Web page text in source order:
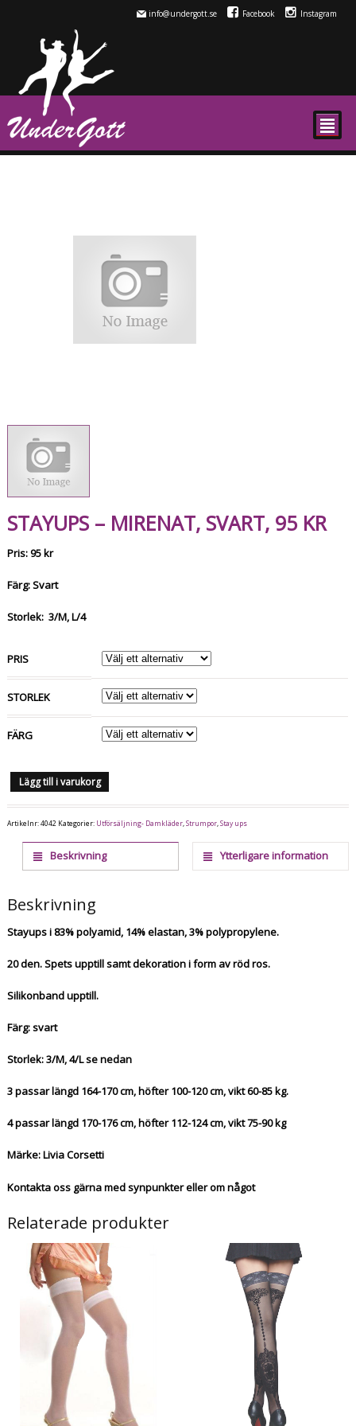
info@undergott.se Facebook Instagram
²
STAYUPS – MIRENAT, SVART, 95 KR
Pris: 95 kr
Färg: Svart
Storlek: 3/M, L/4
PRIS
STORLEK
FÄRG
Lägg till i varukorg
Artikelnr:4042 Kategorier: Utförsäljning- Damkläder,Strumpor,Stay ups
Beskrivning Ytterligare information
Beskrivning
Stayups i 83% polyamid, 14% elastan, 3% polypropylene.
20 den. Spets upptill samt dekoration i form av röd ros.
Silikonband upptill.
Färg: svart
Storlek: 3/M, 4/L se nedan
3 passar längd 164-170 cm, höfter 100-120 cm, vikt 60-85 kg.
4 passar längd 170-176 cm, höfter 112-124 cm, vikt 75-90 kg
Märke: Livia Corsetti
Kontakta oss gärna med synpunkter eller om något
Relaterade produkter